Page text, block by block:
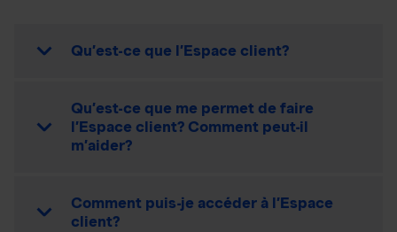
Qu’est-ce que l’Espace client?
Qu’est-ce que me permet de faire
l’Espace client? Comment peut-il
m’aider?
Comment puis-je accéder à l’Espace
client?